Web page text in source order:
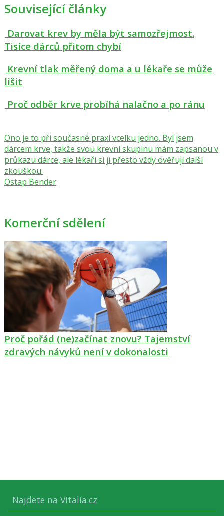
Související články
Darovat krev by měla být samozřejmost.
Tisíce dárců přitom chybí
Krevní tlak měřený doma a u lékaře se může
lišit
Proč odběr krve probíhá nalačno a po ránu
Ono je to při současné praxi vcelku jedno. Byl jsem
dárcem krve, takže svou krevní skupinu mám zapsanou v
průkazu dárce, ale lékaři si ji přesto vždy ověřují další
zkouškou.
Ostap Bender
Komerční sdělení
Proč pořád (ne)začínat znovu? Tajemství
zdravých návyků není v dokonalosti
Najdete na Vitalia.cz